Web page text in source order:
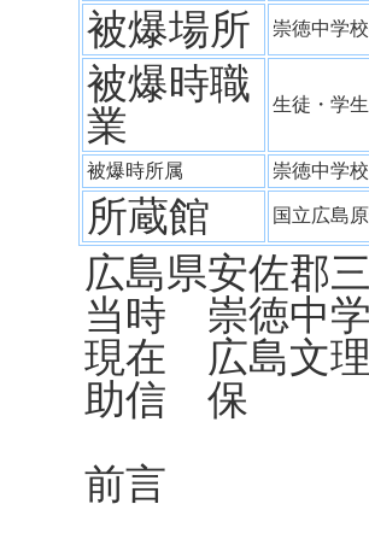
被爆場所 崇徳中学
被爆時職
業
生徒・学
被爆時所属 崇徳中学
所蔵館 国立広島
広島県安佐郡
当時 崇徳中
現在 広島文
助信 保
前言